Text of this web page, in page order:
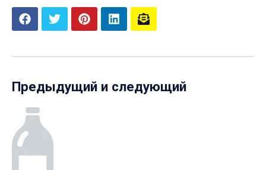
Предыдущий и следующий